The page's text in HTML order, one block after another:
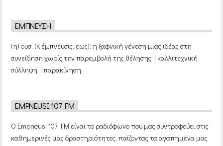
ΈΜΠΝΕΥΣΗ
(η) ουσ. (Κ έμπνευσις, εως): η ξαφνική γένεση μιας ιδέας στη
συνείδηση χωρίς την παρεμβολή της θέλησης | καλλιτεχνική
σύλληψη | παρακίνηση
EMPNEUSI 107 FM
Ο Empneusi 107 FM είναι το ραδιόφωνο που μας συντροφεύει στις
καθημερινές μας δραστηριότητες, παίζοντας τα αγαπημένα μας